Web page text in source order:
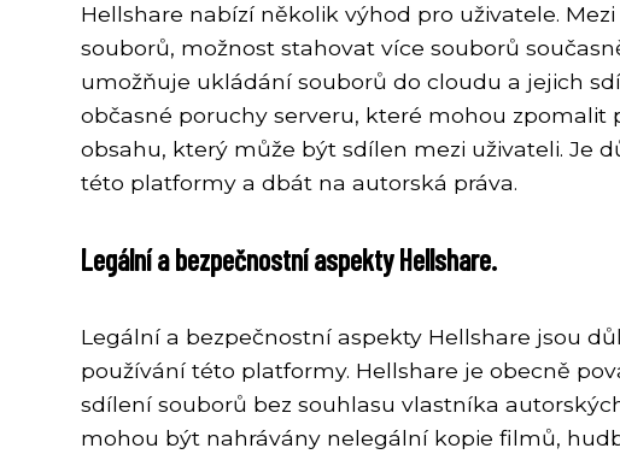
Hellshare nabízí několik výhod pro uživatele.
souborů, možnost stahovat více souborů
umožňuje ukládání souborů do cloudu a jejich
občasné poruchy serveru, které mohou zpomalit
obsahu, který může být sdílen mezi uživateli. Je
této platformy a dbát na autorská práva.
Legální a bezpečnostní aspekty Hellshare.
Legální a bezpečnostní aspekty Hellshare jsou
používání této platformy. Hellshare je obecně
sdílení souborů bez souhlasu vlastníka
mohou být nahrávány nelegální kopie filmů,